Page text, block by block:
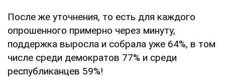
После же уточнения, то есть для каждого
опрошенного примерно через минуту,
поддержка выросла и собрала уже 64%, в том
числе среди демократов 77% и среди
республиканцев 59%!